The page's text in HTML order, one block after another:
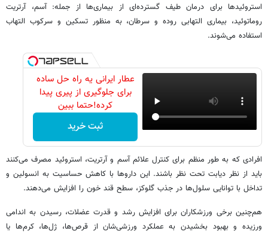
استروئیدها برای درمان طیف گسترده‌ای از بیماری‌ها از جمله: آسم، آرتریت
روماتوئید، بیماری التهابی روده و سرطان، به منظور تسکین و سرکوب التهاب
استفاده می‌شوند.
عطار ایرانی یه راه حل ساده
برای جلوگیری از پیری پیدا
کرده!حتما ببین
ثبت خرید
افرادی که به طور منظم برای کنترل علائم آسم و آرتریت، استروئید مصرف می‌کنند
باید از نظر دیابت تحت نظر باشند. این داروها با کاهش حساسیت به انسولین و
تداخل با توانایی سلول‌ها در جذب گلوکز، سطح قند خون را افزایش می‌دهند.
هم‌چنین برخی ورزشکاران برای افزایش رشد و قدرت عضلات، رسیدن به اندامی
ورزیده و بهبود بخشیدن به عملکرد ورزشی‌شان از قرص‌ها، ژل‌ها، کرم‌ها یا